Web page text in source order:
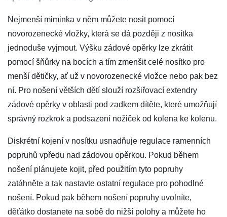
Nejmenší miminka v něm můžete nosit pomocí
novorozenecké vložky, která se dá později z nosítka
jednoduše vyjmout. Výšku zádové opěrky lze zkrátit
pomocí šňůrky na bocích a tím zmenšit celé nosítko pro
menší dětičky, ať už v novorozenecké vložce nebo pak bez
ní. Pro nošení větších dětí slouží rozšiřovací extendry
zádové opěrky v oblasti pod zadkem dítěte, které umožňují
správný rozkrok a podsazení nožiček od kolena ke kolenu.
Diskrétní kojení v nosítku usnadňuje regulace ramenních
popruhů vpředu nad zádovou opěrkou. Pokud během
nošení plánujete kojit, před použitím tyto popruhy
zatáhněte a tak nastavte ostatní regulace pro pohodlné
nošení. Pokud pak během nošení popruhy uvolníte,
děťátko dostanete na sobě do nižší polohy a můžete ho